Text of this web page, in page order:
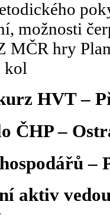
možnosti
MČR hry
kol
HVT –
ČHP –
–
aktiv